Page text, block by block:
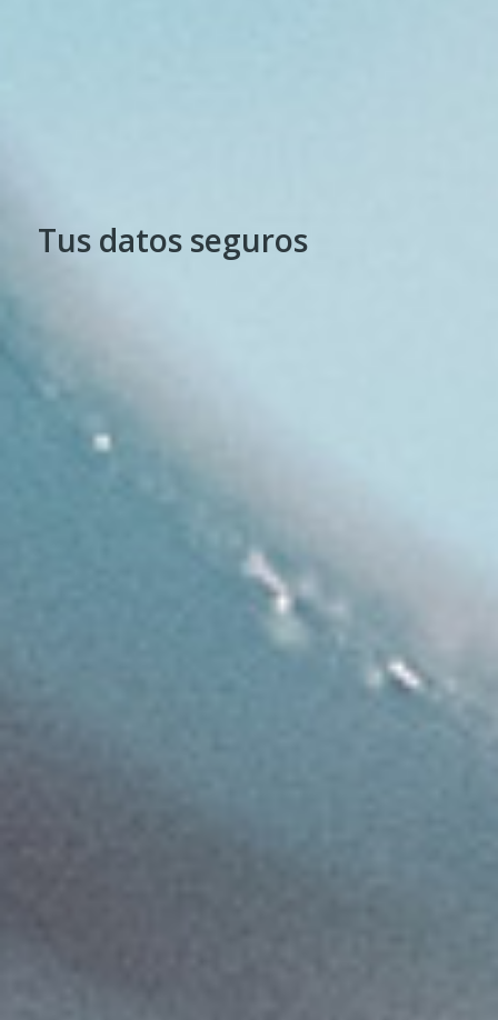
Tus datos seguros